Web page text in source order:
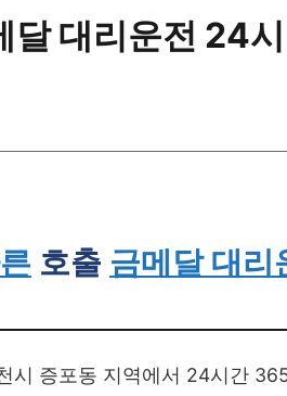
달 대리운전 24시
호출 금메달 대리
시 증포동 지역에서 24시간